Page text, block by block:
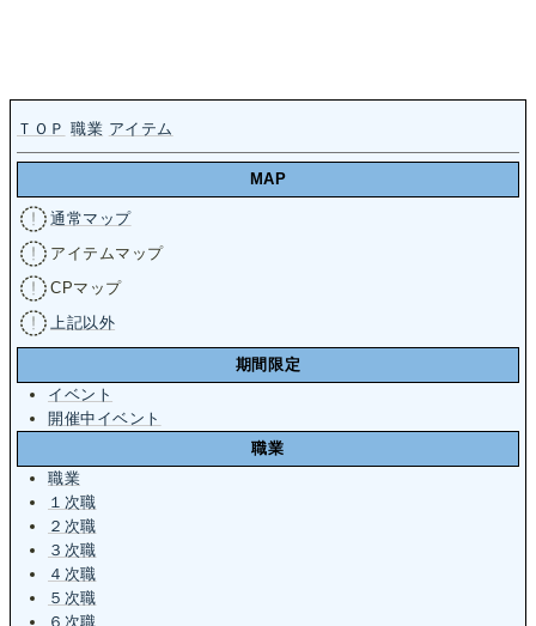
ＴＯＰ 職業 アイテム
MAP
通常マップ
アイテムマップ
CPマップ
上記以外
期間限定
イベント
開催中イベント
職業
職業
１次職
２次職
３次職
４次職
５次職
６次職